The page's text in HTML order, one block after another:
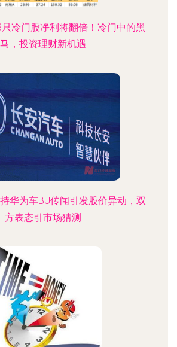
冷门股净利将翻倍！冷门中的黑
马，投资理财新机遇
华为车BU传闻引发股价异动，双
方表态引市场猜测